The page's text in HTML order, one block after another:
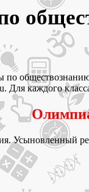
Для каждого
Усыновленный